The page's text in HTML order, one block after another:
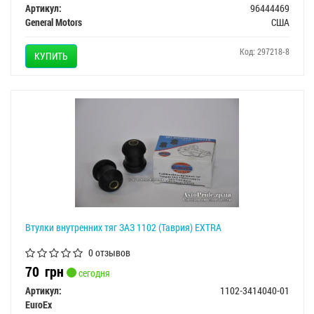
Артикул:
96444469
General Motors
США
КУПИТЬ Код: 297218-8
Втулки внутренних тяг ЗАЗ 1102 (Таврия) EXTRA
0 отзывов
70 грн
сегодня
Артикул:
1102-3414040-01
EuroEx